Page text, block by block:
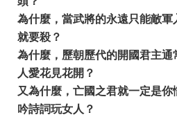
為什麼，當武將的永遠只能敵
就要殺？
為什麼，歷朝歷代的開國君主
人愛花見花開？
又為什麼，亡國之君就一定是
吟詩詞玩女人？